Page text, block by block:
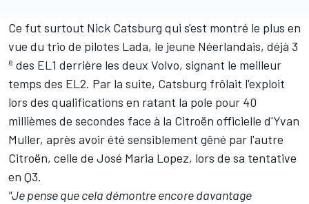
Ce fut surtout Nick Catsburg qui s'est montré le plus en
vue du trio de pilotes Lada, le jeune Néerlandais, déjà 3
e des EL1 derrière les deux Volvo, signant le meilleur
temps des EL2. Par la suite, Catsburg frôlait l'exploit
lors des qualifications en ratant la pole pour 40
millièmes de secondes face à la Citroën officielle d'Yvan
Muller, après avoir été sensiblement gêné par l'autre
Citroën, celle de José Maria Lopez, lors de sa tentative
en Q3.
"Je pense que cela démontre encore davantage